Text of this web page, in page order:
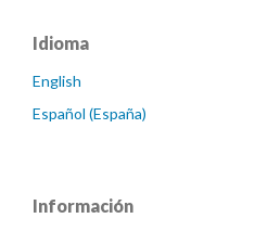
Idioma
English
Español (España)
Información